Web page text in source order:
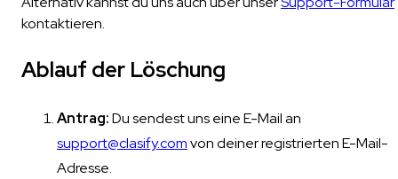
kontaktieren.
Ablauf der Löschung
Antrag:Du sendest uns eine E-Mail an
support@clasify.comvon deiner registrierten E-Mail-
Adresse.